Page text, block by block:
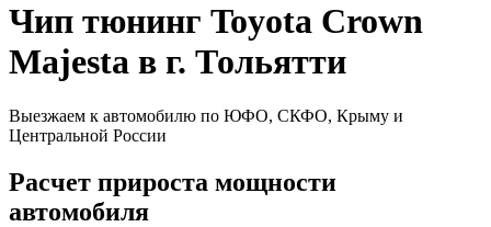
Чип тюнинг Toyota Crown
Majesta в г. Тольятти
Выезжаем к автомобилю по ЮФО, СКФО, Крыму и
Центральной России
Расчет прироста мощности
автомобиля